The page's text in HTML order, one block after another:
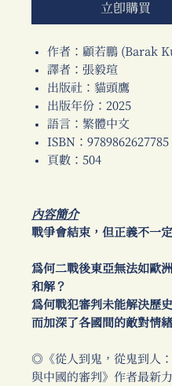
立即購買
作者：顧若鵬 (Barak
譯者：張毅瑄
出版社：貓頭鷹
出版年份：2025
語言：繁體中文
ISBN：9789862627785
頁數：504
內容簡介
戰爭會結束，但正義不一
為何二戰後東亞無法如歐
和解？
為何戰犯審判未能解決歷
而加深了各國間的敵對情
◎《從人到鬼，從鬼到人
與中國的審判》作者最新力